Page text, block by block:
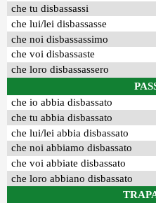
che tu disbassassi
che lui/lei disbassasse
che noi disbassassimo
che voi disbassaste
che loro disbassassero
che io abbia disbassato
che tu abbia disbassato
che lui/lei abbia disbassato
che noi abbiamo disbassato
che voi abbiate disbassato
che loro abbiano disbassato